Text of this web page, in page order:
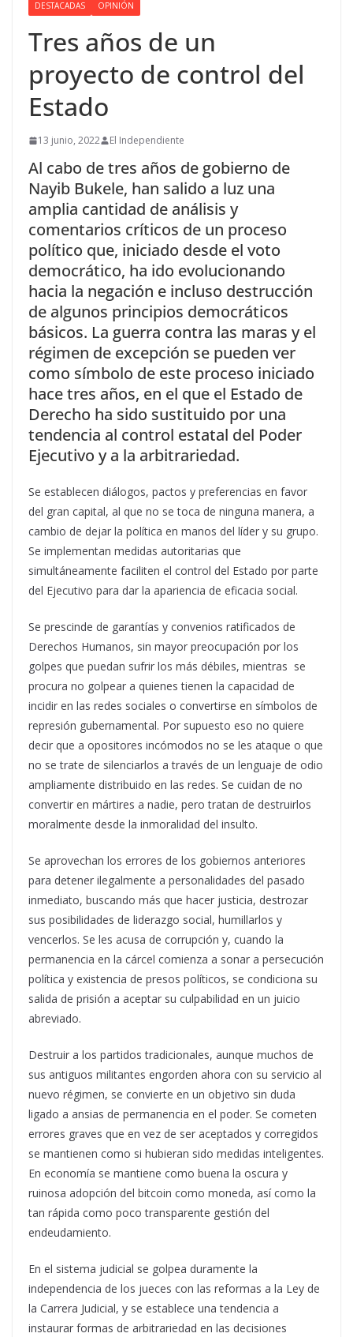
DESTACADAS OPINIÓN
Tres años de un
proyecto de control del
Estado
13 junio, 2022 El Independiente
Al cabo de tres años de gobierno de
Nayib Bukele, han salido a luz una
amplia cantidad de análisis y
comentarios críticos de un proceso
político que, iniciado desde el voto
democrático, ha ido evolucionando
hacia la negación e incluso destrucción
de algunos principios democráticos
básicos. La guerra contra las maras y el
régimen de excepción se pueden ver
como símbolo de este proceso iniciado
hace tres años, en el que el Estado de
Derecho ha sido sustituido por una
tendencia al control estatal del Poder
Ejecutivo y a la arbitrariedad.
Se establecen diálogos, pactos y preferencias en favor
del gran capital, al que no se toca de ninguna manera, a
cambio de dejar la política en manos del líder y su grupo.
Se implementan medidas autoritarias que
simultáneamente faciliten el control del Estado por parte
del Ejecutivo para dar la apariencia de eficacia social.
Se prescinde de garantías y convenios ratificados de
Derechos Humanos, sin mayor preocupación por los
golpes que puedan sufrir los más débiles, mientras se
procura no golpear a quienes tienen la capacidad de
incidir en las redes sociales o convertirse en símbolos de
represión gubernamental. Por supuesto eso no quiere
decir que a opositores incómodos no se les ataque o que
no se trate de silenciarlos a través de un lenguaje de odio
ampliamente distribuido en las redes. Se cuidan de no
convertir en mártires a nadie, pero tratan de destruirlos
moralmente desde la inmoralidad del insulto.
Se aprovechan los errores de los gobiernos anteriores
para detener ilegalmente a personalidades del pasado
inmediato, buscando más que hacer justicia, destrozar
sus posibilidades de liderazgo social, humillarlos y
vencerlos. Se les acusa de corrupción y, cuando la
permanencia en la cárcel comienza a sonar a persecución
política y existencia de presos políticos, se condiciona su
salida de prisión a aceptar su culpabilidad en un juicio
abreviado.
Destruir a los partidos tradicionales, aunque muchos de
sus antiguos militantes engorden ahora con su servicio al
nuevo régimen, se convierte en un objetivo sin duda
ligado a ansias de permanencia en el poder. Se cometen
errores graves que en vez de ser aceptados y corregidos
se mantienen como si hubieran sido medidas inteligentes.
En economía se mantiene como buena la oscura y
ruinosa adopción del bitcoin como moneda, así como la
tan rápida como poco transparente gestión del
endeudamiento.
En el sistema judicial se golpea duramente la
independencia de los jueces con las reformas a la Ley de
la Carrera Judicial, y se establece una tendencia a
instaurar formas de arbitrariedad en las decisiones